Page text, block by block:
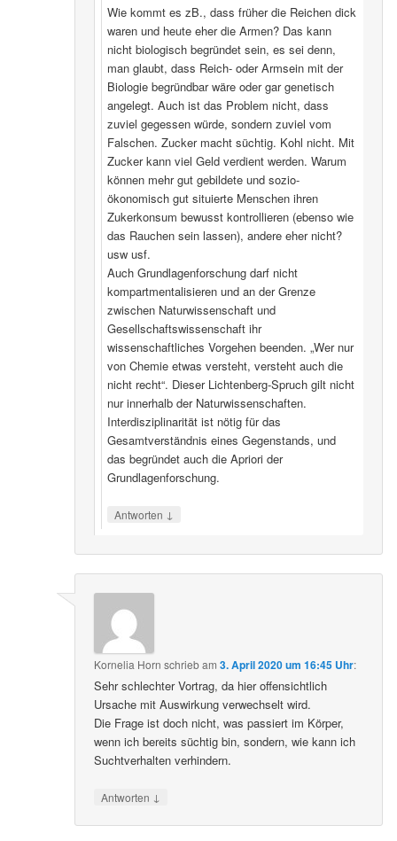
Wie kommt es zB., dass früher die Reichen dick
waren und heute eher die Armen? Das kann
nicht biologisch begründet sein, es sei denn,
man glaubt, dass Reich- oder Armsein mit der
Biologie begründbar wäre oder gar genetisch
angelegt. Auch ist das Problem nicht, dass
zuviel gegessen würde, sondern zuviel vom
Falschen. Zucker macht süchtig. Kohl nicht. Mit
Zucker kann viel Geld verdient werden. Warum
können mehr gut gebildete und sozio-
ökonomisch gut situierte Menschen ihren
Zukerkonsum bewusst kontrollieren (ebenso wie
das Rauchen sein lassen), andere eher nicht?
usw usf.
Auch Grundlagenforschung darf nicht
kompartmentalisieren und an der Grenze
zwischen Naturwissenschaft und
Gesellschaftswissenschaft ihr
wissenschaftliches Vorgehen beenden. „Wer nur
von Chemie etwas versteht, versteht auch die
nicht recht“. Dieser Lichtenberg-Spruch gilt nicht
nur innerhalb der Naturwissenschaften.
Interdisziplinarität ist nötig für das
Gesamtverständnis eines Gegenstands, und
das begründet auch die Apriori der
Grundlagenforschung.
Antworten ↓
Kornelia Horn schriebam3. April 2020 um 16:45 Uhr:
Sehr schlechter Vortrag, da hier offensichtlich
Ursache mit Auswirkung verwechselt wird.
Die Frage ist doch nicht, was passiert im Körper,
wenn ich bereits süchtig bin, sondern, wie kann ich
Suchtverhalten verhindern.
Antworten ↓